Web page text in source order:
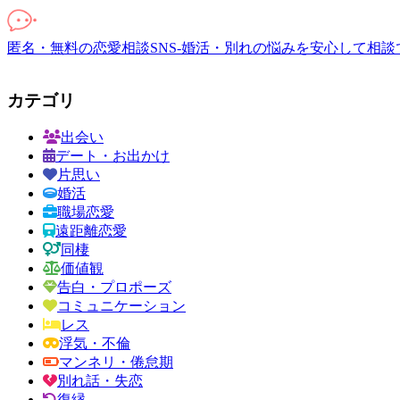
匿名・無料の恋愛相談SNS-婚活・別れの悩みを安心して相
カテゴリ
出会い
デート・お出かけ
片思い
婚活
職場恋愛
遠距離恋愛
同棲
価値観
告白・プロポーズ
コミュニケーション
レス
浮気・不倫
マンネリ・倦怠期
別れ話・失恋